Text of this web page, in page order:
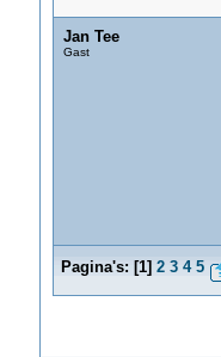
Jan Tee
Gast
Pagina's: [1] 2 3 4 5